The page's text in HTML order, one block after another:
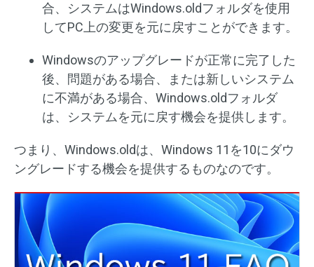
合、システムはWindows.oldフォルダを使用
してPC上の変更を元に戻すことができます。
Windowsのアップグレードが正常に完了した
後、問題がある場合、または新しいシステム
に不満がある場合、Windows.oldフォルダ
は、システムを元に戻す機会を提供します。
つまり、Windows.oldは、Windows 11を10にダウ
ングレードする機会を提供するものなのです。